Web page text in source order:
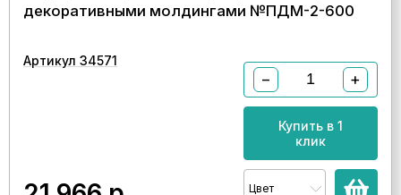
декоративными молдингами №ПДМ-2-600
Артикул 34571
− +
Купить в 1
клик
Цвет